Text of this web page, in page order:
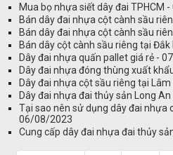
Mua bọ nhựa siết dây đai TPHCM
Bán dây đai nhựa cột cành sầu
Bán dây đai nhựa cột cành sầu
Bán dây cột cành sầu riêng tại
Dây đai nhựa quấn pallet giá rẻ -
Dây đai nhựa đóng thùng xuất
Dây đai nhựa cột sầu riêng tại
Dây đai nhựa đai thủy sản Long
Tại sao nên sử dụng dây đai nhựa
06/08/2023
Cung cấp dây đai nhựa đai thủy